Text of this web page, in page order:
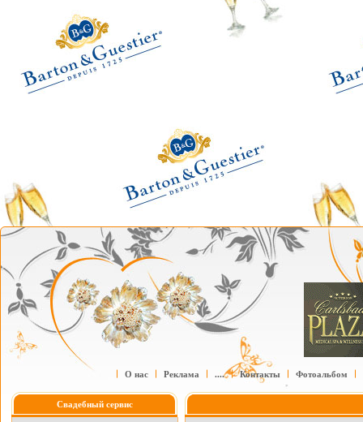
О нас Реклама .... Контакты Фотоальбом
Свадебный сервис